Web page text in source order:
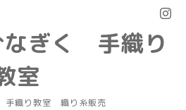
なぎく 手織り
室
手織り教室 織り糸販売